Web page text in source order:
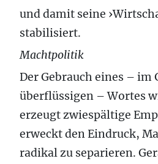
und damit seine
stabilisiert.
Machtpolitik
Der Gebrauch eines – im
überflüssigen – Wortes
erzeugt zwiespältige
erweckt den Eindruck,
radikal zu separieren.